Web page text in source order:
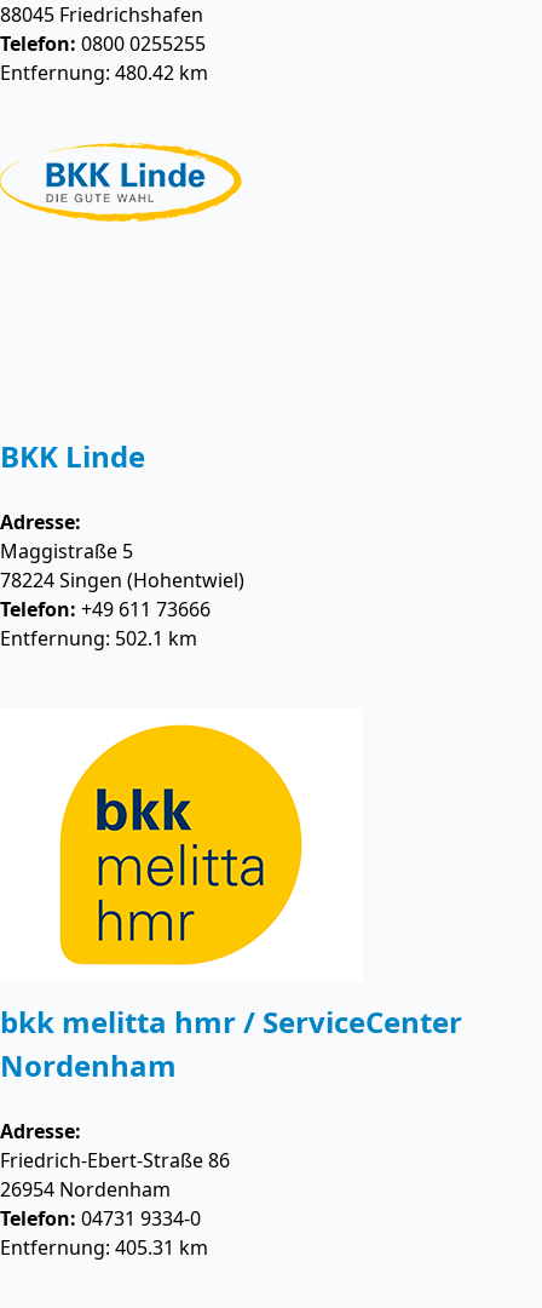
88045 Friedrichshafen
Telefon: 0800 0255255
Entfernung: 480.42 km
BKK Linde
Adresse:
Maggistraße 5
78224Singen (Hohentwiel)
Telefon: +49 611 73666
Entfernung: 502.1 km
bkk melitta hmr / ServiceCenter
Nordenham
Adresse:
Friedrich-Ebert-Straße 86
26954 Nordenham
Telefon: 04731 9334-0
Entfernung: 405.31 km